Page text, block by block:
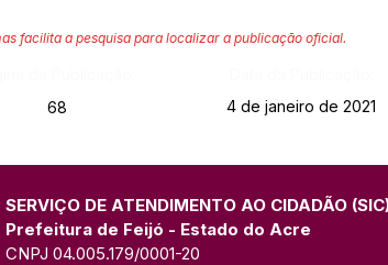
facilita a pesquisa para localizar a publicação oficial.
68 4 de janeiro de 2021
SERVIÇO DE ATENDIMENTO AO CIDADÃO
Prefeitura de Feijó - Estado do Acre
CNPJ 04.005.179/0001-20